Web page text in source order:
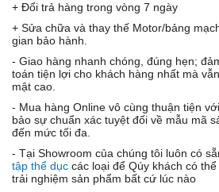
+ Đổi trả hàng trong vòng 7 ngày
+ Sửa chữa và thay thế Motor/bảng
gian bảo hành.
- Giao hàng nhanh chóng, đúng hẹn;
toán tiện lợi cho khách hàng nhất mà
mật cao.
- Mua hàng Online vô cùng thuận tiện
bảo sự chuẩn xác tuyệt đối về mẫu mã
đến mức tối đa.
- Tại Showroom của chúng tôi luôn có
tập thể dục các loại để Qúy khách có
trải nghiệm sản phẩm bất cứ lúc nào